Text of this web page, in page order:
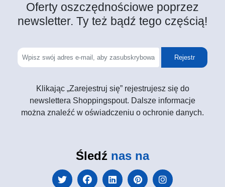
Oferty oszczędnościowe poprzez
newsletter. Ty też bądź tego częścią!
Rejestr
Klikając „Zarejestruj się” rejestrujesz się do
newslettera Shoppingspout. Dalsze informacje
można znaleźć w oświadczeniu o ochronie danych.
Śledź nas na